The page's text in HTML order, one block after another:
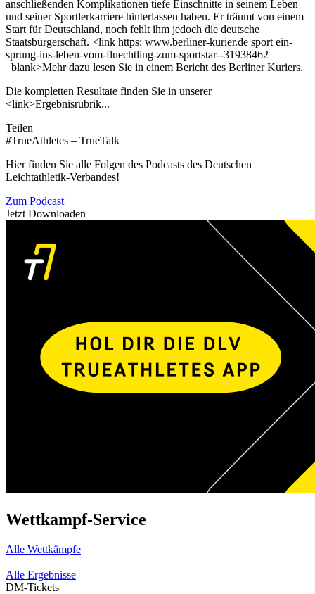
anschließenden Komplikationen tiefe Einschnitte in seinem Leben
und seiner Sportlerkarriere hinterlassen haben. Er träumt von einem
Start für Deutschland, noch fehlt ihm jedoch die deutsche
Staatsbürgerschaft. <link https: www.berliner-kurier.de sport ein-
sprung-ins-leben-vom-fluechtling-zum-sportstar--31938462
_blank>Mehr dazu lesen Sie in einem Bericht des Berliner Kuriers.
Die kompletten Resultate finden Sie in unserer
<link>Ergebnisrubrik...
Teilen
#TrueAthletes – TrueTalk
Hier finden Sie alle Folgen des Podcasts des Deutschen
Leichtathletik-Verbandes!
Zum Podcast
Jetzt Downloaden
Wettkampf-Service
Alle Wettkämpfe
Alle Ergebnisse
DM-Tickets